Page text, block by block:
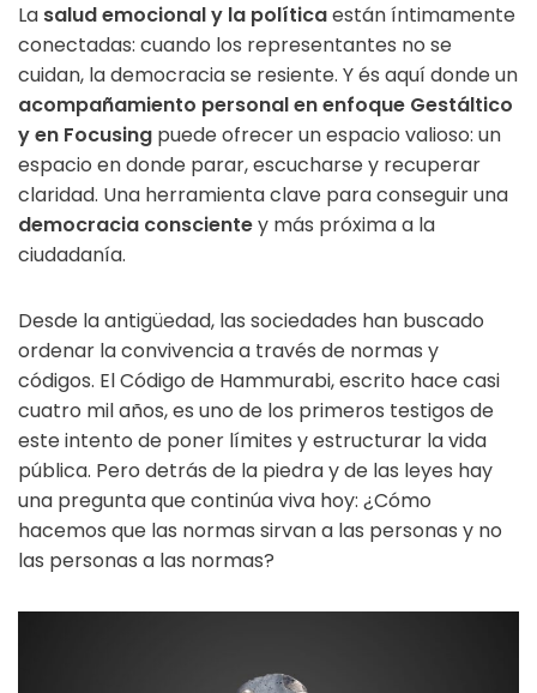
La salud emocional y la políticaestán íntimamente
conectadas: cuando los representantes no se
cuidan, la democracia se resiente. Y és aquí donde un
acompañamiento personal en enfoque Gestáltico
y en Focusing puede ofrecer un espacio valioso: un
espacio en donde parar, escucharse y recuperar
claridad. Una herramienta clave para conseguir una
democracia conscientey más próxima a la
ciudadanía.
Desde la antigüedad, las sociedades han buscado
ordenar la convivencia a través de normas y
códigos. El Código de Hammurabi, escrito hace casi
cuatro mil años, es uno de los primeros testigos de
este intento de poner límites y estructurar la vida
pública. Pero detrás de la piedra y de las leyes hay
una pregunta que continúa viva hoy: ¿Cómo
hacemos que las normas sirvan a las personas y no
las personas a las normas?